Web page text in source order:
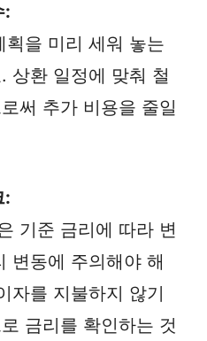
:
획을 미리 세워 놓는
상환 일정에 맞춰 철
써 추가 비용을 줄일
:
기준 금리에 따라 변
변동에 주의해야 해
자를 지불하지 않기
금리를 확인하는 것